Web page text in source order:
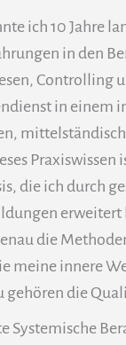
ich 10 Jahre
in den
Controlling
in einem
Praxiswissen
die ich durch
erweitert
die
meine innere
gehören die
Systemische